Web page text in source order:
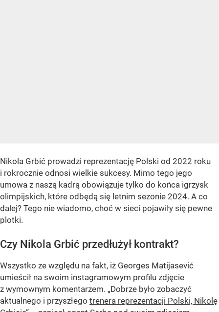
Nikola Grbić prowadzi reprezentację Polski od 2022 roku
i rokrocznie odnosi wielkie sukcesy. Mimo tego jego
umowa z naszą kadrą obowiązuje tylko do końca igrzysk
olimpijskich, które odbędą się letnim sezonie 2024. A co
dalej? Tego nie wiadomo, choć w sieci pojawiły się pewne
plotki.
Czy Nikola Grbić przedłużył kontrakt?
Wszystko ze względu na fakt, iż Georges Matijasević
umieścił na swoim instagramowym profilu zdjęcie
z wymownym komentarzem. „Dobrze było zobaczyć
aktualnego i przyszłego trenera reprezentacji Polski, Nikolę